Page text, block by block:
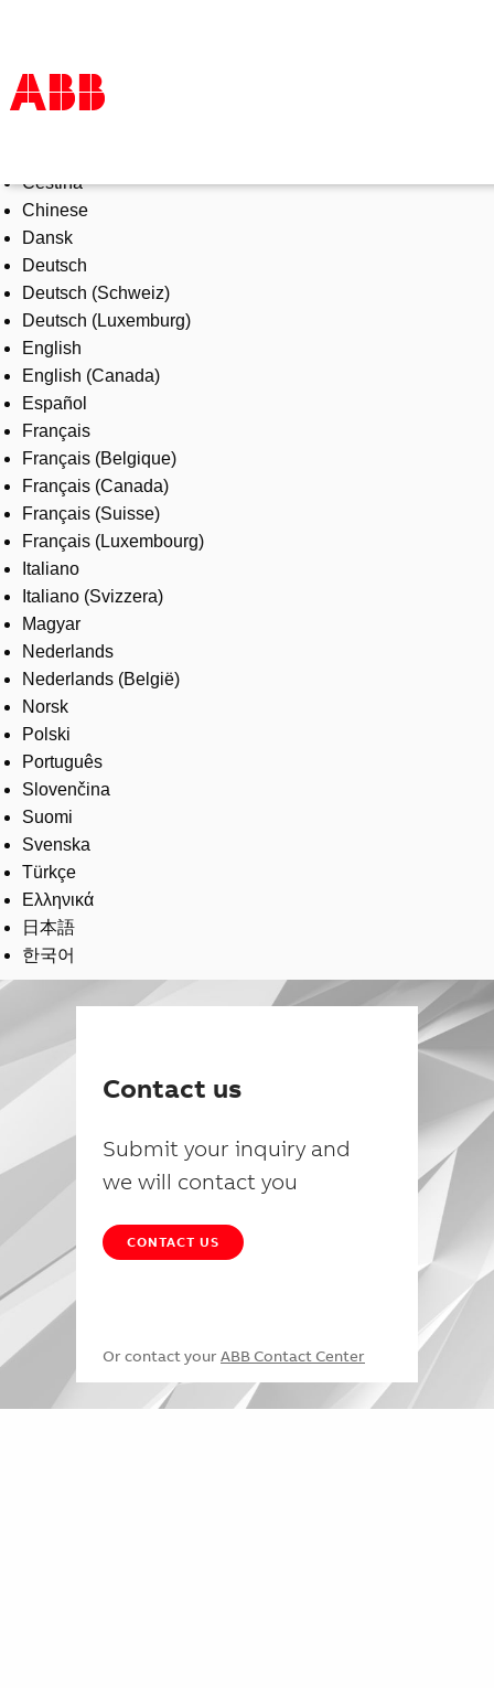
Products & Solutions
Industries
Services
About us
Where to buy
Contact us
Careers
Čeština
Chinese
Dansk
Deutsch
Deutsch (Schweiz)
Deutsch (Luxemburg)
English
English (Canada)
Español
Français
Français (Belgique)
Français (Canada)
Français (Suisse)
Français (Luxembourg)
Italiano
Italiano (Svizzera)
Magyar
Nederlands
Nederlands (België)
Norsk
Polski
Português
Slovenčina
Suomi
Svenska
Türkçe
Ελληνικά
日本語
한국어
Contact us
Submit your inquiry and
we will contact you
CONTACT US
Or contact your ABB Contact Center